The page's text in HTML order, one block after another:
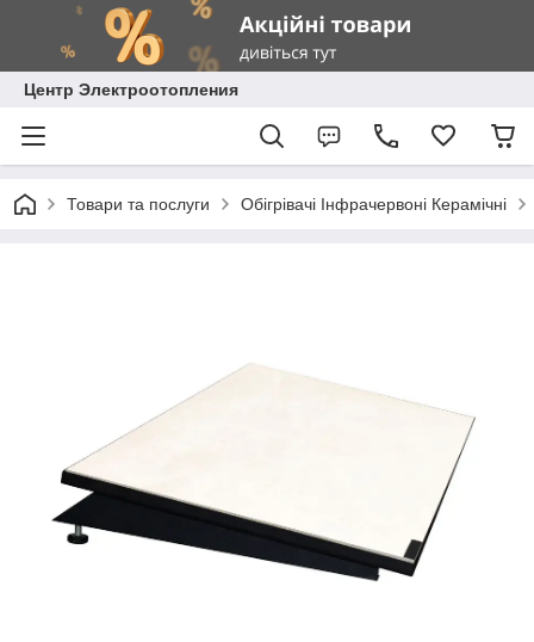
Центр Электроотопления
Товари та послуги Обігрівачі Інфрачервоні Керамічні